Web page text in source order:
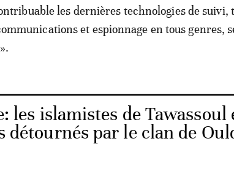
les dernières technologies de suivi,
et espionnage en tous genres,
les islamistes de Tawassoul
par le clan de